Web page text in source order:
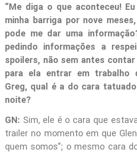
“Me diga o que aconteceu!
minha barriga por nove
pode me dar uma
pedindo informações a
spoilers, não sem antes
para ela entrar em trabalho
Greg, qual é a do cara
noite?
GN: Sim, ele é o cara que
trailer no momento em que
quem somos”; o mesmo cara